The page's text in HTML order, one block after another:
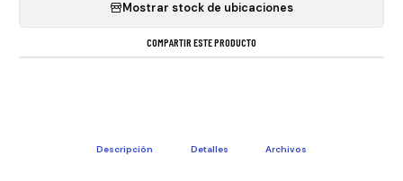
Mostrar stock de ubicaciones
COMPARTIR ESTE PRODUCTO
Descripción Detalles Archivos